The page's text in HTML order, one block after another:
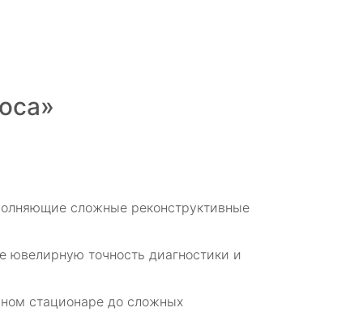
сложные реконструктивные
ювелирную точность диагностики и
стационаре до сложных